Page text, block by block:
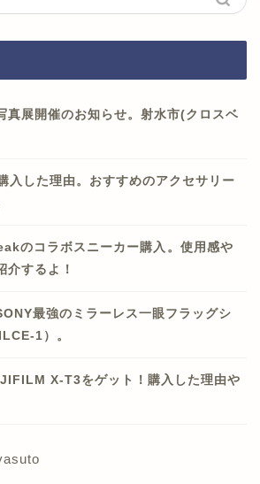
真展開催のお知らせ。射水市(クロスベ
入した理由。おすすめのアクセサリー
のコラボスニーカー購入。使用感や
介するよ！
最強のミラーレス一眼フラッグシ
1）。
X-T3をゲット！購入した理由や